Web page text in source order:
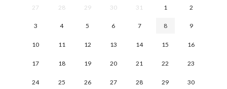
27 28 29 30 31 1 2
3 4 5 6 7 8 9
10 11 12 13 14 15 16
17 18 19 20 21 22 23
24 25 26 27 28 29 30